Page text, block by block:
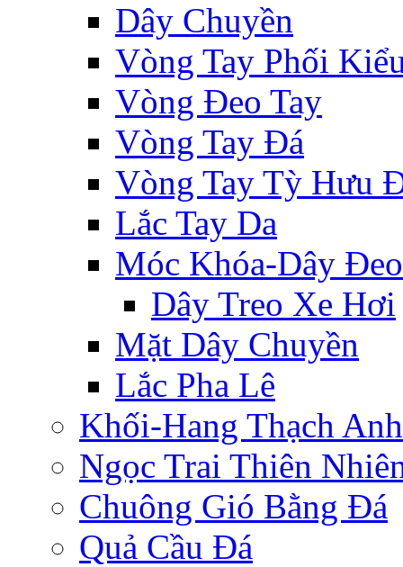
Dây Chuyền
Vòng Tay Phối
Vòng Đeo Tay
Vòng Tay Đá
Vòng Tay Tỳ Hưu
Lắc Tay Da
Móc Khóa-Dây Đeo
Dây Treo Xe Hơi
Mặt Dây Chuyền
Lắc Pha Lê
Khối-Hang Thạch Anh
Ngọc Trai Thiên
Chuông Gió Bằng Đá
Quả Cầu Đá